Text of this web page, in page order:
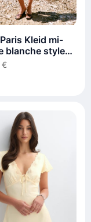
Kleid mi-
blanche style
€